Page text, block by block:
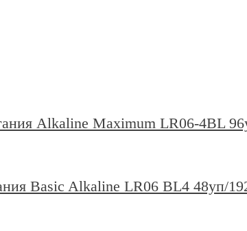
Alkaline Maximum LR06-4BL
Basic Alkaline LR06 BL4 48уп/